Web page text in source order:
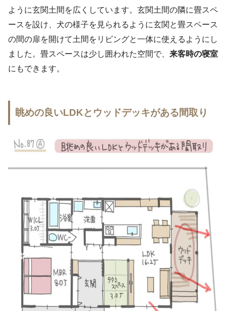
ように玄関土間を広くしています。玄関土間の隣に畳スペ
ースを設け、犬の様子を見られるように玄関と畳スペース
の間の扉を開けて土間をリビングと一体に使えるようにし
ました。畳スペースは少し囲われた空間で、 来客時の寝室
にもできます。
眺めの良いLDKとウッドデッキがある間取り